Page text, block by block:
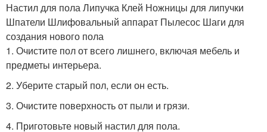
Настил для пола Липучка Клей Ножницы для липучки
Шпатели Шлифовальный аппарат Пылесос Шаги для
создания нового пола
1. Очистите пол от всего лишнего, включая мебель и
предметы интерьера.
2. Уберите старый пол, если он есть.
3. Очистите поверхность от пыли и грязи.
4. Приготовьте новый настил для пола.